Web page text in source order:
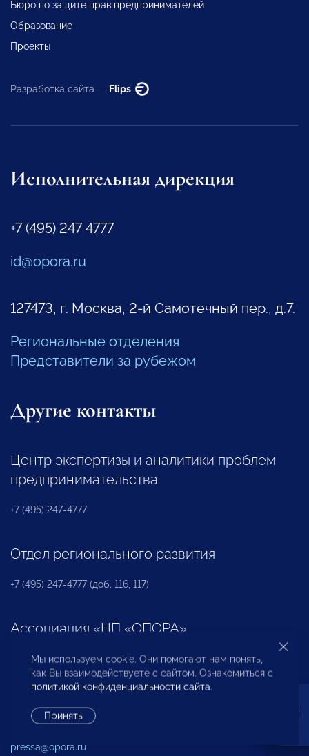
Бюро по защите прав предпринимателей
Образование
Проекты
Разработка сайта — Flips
Исполнительная дирекция
+7 (495) 247 4777
id@opora.ru
127473, г. Москва, 2-й Самотечный пер., д.7.
Региональные отделения
Представители за рубежом
Другие контакты
Центр экспертизы и аналитики проблем
предпринимательства
+7 (495) 247-4777
Отдел регионального развития
+7 (495) 247-4777 (доб. 116, 117)
Ассоциация «НП «ОПОРА»
+7 (495) 247-4777 (доб. 124)
pressa@opora.ru
Мы используем cookie. Они помогают нам понять,
как Вы взаимодействуете с сайтом. Ознакомиться с
политикой конфиденциальности сайта.
Принять